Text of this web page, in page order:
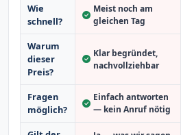
Wie
schnell?
Meist noch am
gleichen Tag
Warum
dieser
Preis?
Klar begründet,
nachvollziehbar
Fragen
möglich?
Einfach antworten
— kein Anruf nötig